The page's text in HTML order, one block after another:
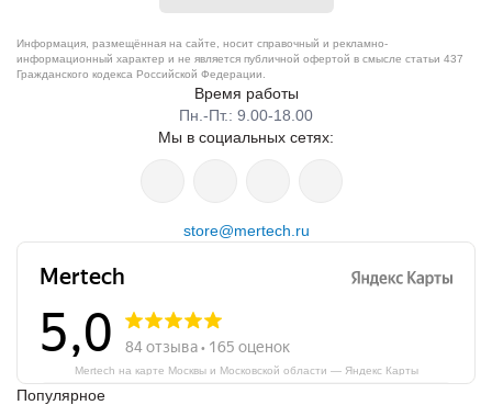
Информация, размещённая на сайте, носит справочный и рекламно-
информационный характер и не является публичной офертой в смысле статьи 437
Гражданского кодекса Российской Федерации.
Время работы
Пн.-Пт.: 9.00-18.00
Мы в социальных сетях:
store@mertech.ru
Mertech на карте Москвы и Московской области — Яндекс Карты
Популярное